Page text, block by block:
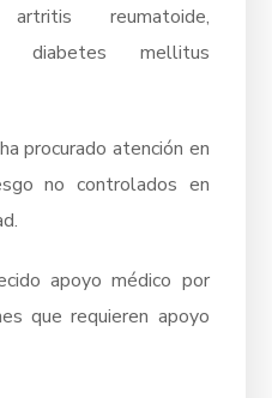
reumatoide,
diabetes mellitus
procurado atención en
no controlados en
apoyo médico por
que requieren apoyo